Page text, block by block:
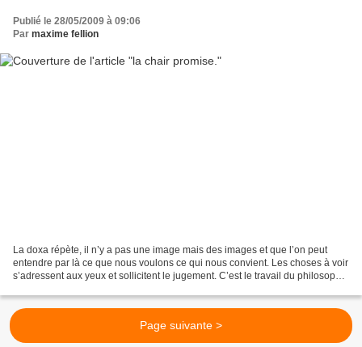
Publié le 28/05/2009 à 09:06
Par maxime fellion
La doxa répète, il n’y a pas une image mais des images et que l’on peut
entendre par là ce que nous voulons ce qui nous convient. Les choses à voir
s’adressent aux yeux et sollicitent le jugement. C’est le travail du philosophe
Page suivante >